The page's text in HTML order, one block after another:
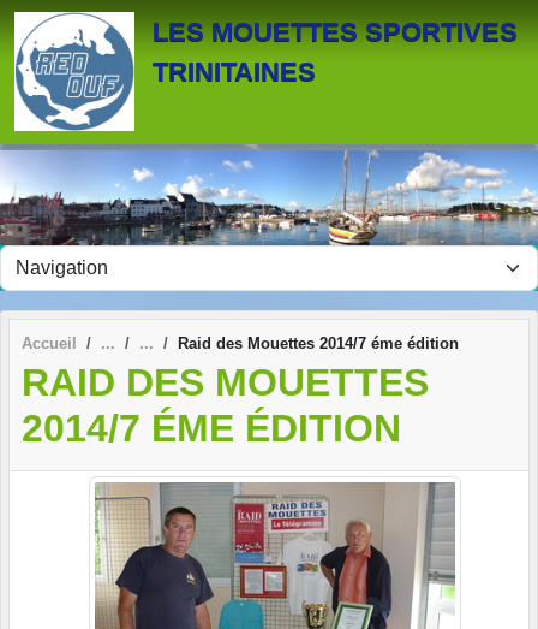
LES MOUETTES SPORTIVES
TRINITAINES
Accueil Raid des Mouettes 2014/7 éme édition
RAID DES MOUETTES
2014/7 ÉME ÉDITION
Panneau de gestion des cookies